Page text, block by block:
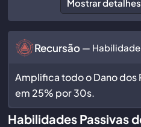
Mostrar
Recursão —
Amplifica todo o Dano dos
em 25% por 30s.
Habilidades Passivas